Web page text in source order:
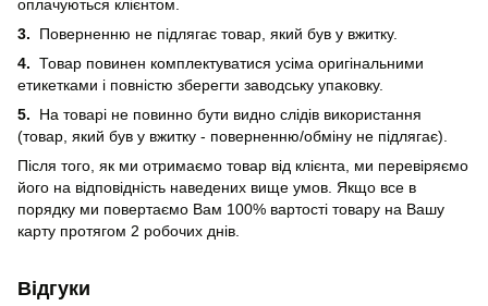
оплачуються клієнтом.
3.
Поверненню не підлягає товар, який був у вжитку.
4. Товар повинен комплектуватися усіма оригінальними
етикетками і повністю зберегти заводську упаковку.
5. На товарі не повинно бути видно слідів використання
(товар, який був у вжитку - поверненню/обміну не підлягає).
Після того, як ми отримаємо товар від клієнта, ми перевіряємо
його на відповідність наведених вище умов. Якщо все в
порядку ми повертаємо Вам 100% вартості товару на Вашу
карту протягом 2 робочих днів.
Відгуки